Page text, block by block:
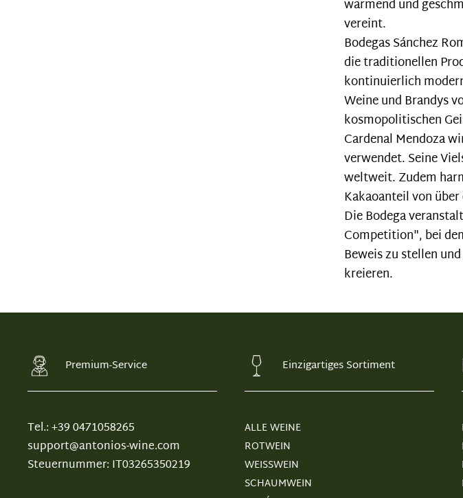
wärmend und
vereint.
Bodegas Sánchez
die traditionellen
kontinuierlich
Weine und Brandys
kosmopolitischen
Cardenal Mendoza
verwendet. Seine
weltweit. Zudem
Kakaoanteil von
Die Bodega
Competition", bei
Beweis zu stellen
kreieren.
Premium-Service Einzigartiges Sortiment
Tel.: +39 0471058265
support@antonios-wine.com
Steuernummer: IT03265350219
ALLE WEINE
ROTWEIN
WEISSWEIN
SCHAUMWEIN